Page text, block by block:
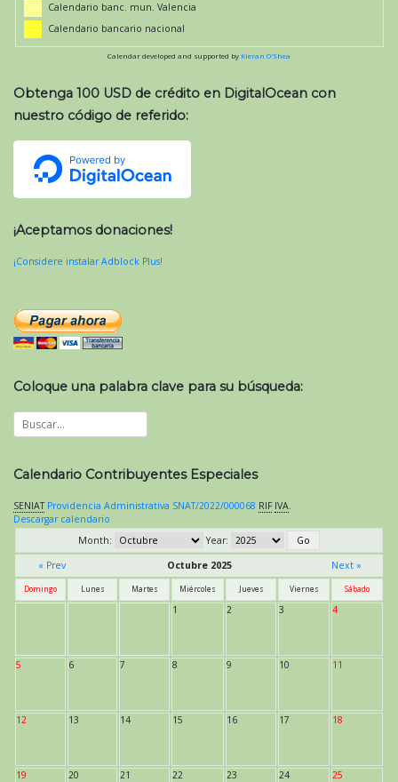
Calendario banc. mun. Valencia
Calendario bancario nacional
Calendar developed and supported by Kieran O'Shea
Obtenga 100 USD de crédito en DigitalOcean con
nuestro código de referido:
¡Aceptamos donaciones!
¡Considere instalar Adblock Plus!
Coloque una palabra clave para su búsqueda:
Calendario Contribuyentes Especiales
SENIAT Providencia Administrativa SNAT/2022/000068 RIF IVA
Descargar calendario
Month:
Year:
« Prev
Octubre 2025 Next »
Domingo Lunes Martes Miércoles Jueves Viernes Sábado
1 2 3 4
5 6 7 8 9 10 11
12 13 14 15 16 17 18
19 20 21 22 23 24 25